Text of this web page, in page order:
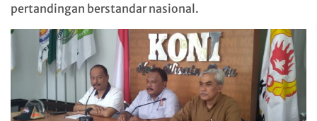
pertandingan berstandar nasional.